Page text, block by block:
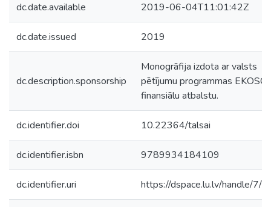
dc.date.available 2019-06-04T11:01:42Z
dc.date.issued 2019
dc.description.sponsorship
Monogrāfija izdota ar valsts
pētījumu programmas
finansiālu atbalstu.
dc.identifier.doi 10.22364/talsai
dc.identifier.isbn 978­9934­18­410­9
dc.identifier.uri https://dspace.lu.lv/handle/7/